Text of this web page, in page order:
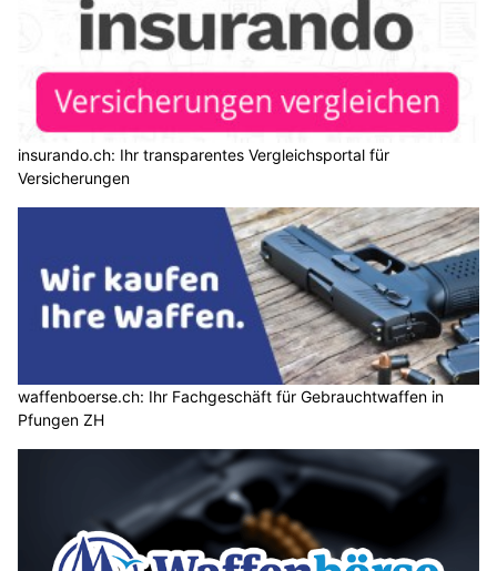
insurando.ch: Ihr transparentes Vergleichsportal für
Versicherungen
waffenboerse.ch: Ihr Fachgeschäft für Gebrauchtwaffen in
Pfungen ZH